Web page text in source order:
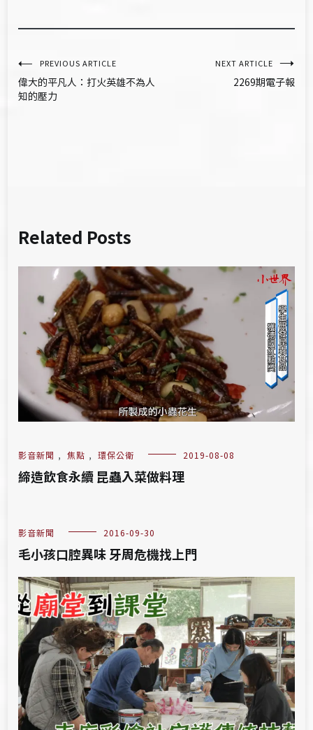
文
章
PREVIOUS ARTICLE
偉大的平凡人：打火英雄不為人
知的壓力
NEXT ARTICLE
2269期電子報
Related Posts
影音新聞 , 焦點 , 環保公衛 2019-08-08
締造飲食永續 昆蟲入菜做料理
影音新聞 2016-09-30
毛小孩口腔異味 牙周危機找上門